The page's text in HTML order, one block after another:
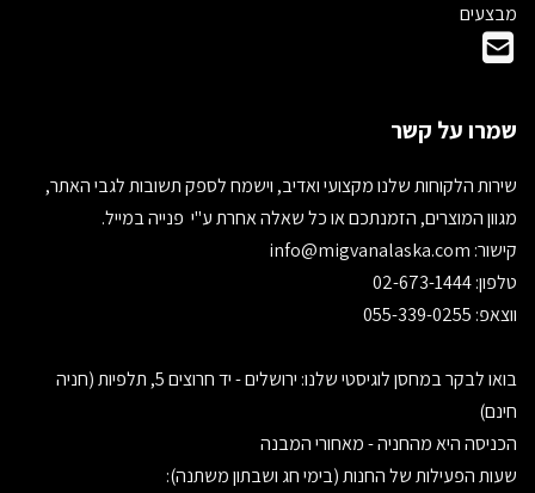
מבצעים
שמרו על קשר
שירות הלקוחות שלנו מקצועי ואדיב, וישמח לספק תשובות לגבי האתר,
מגוון המוצרים, הזמנתכם או כל שאלה אחרת ע"י פנייה במייל.
קישור:
טלפון: 02-673-1444
ווצאפ: 055-339-0255
בואו לבקר במחסן לוגיסטי שלנו: ירושלים - יד חרוצים 5, תלפיות (חניה
חינם)
הכניסה היא מהחניה - מאחורי המבנה
שעות הפעילות של החנות (בימי חג ושבתון משתנה):